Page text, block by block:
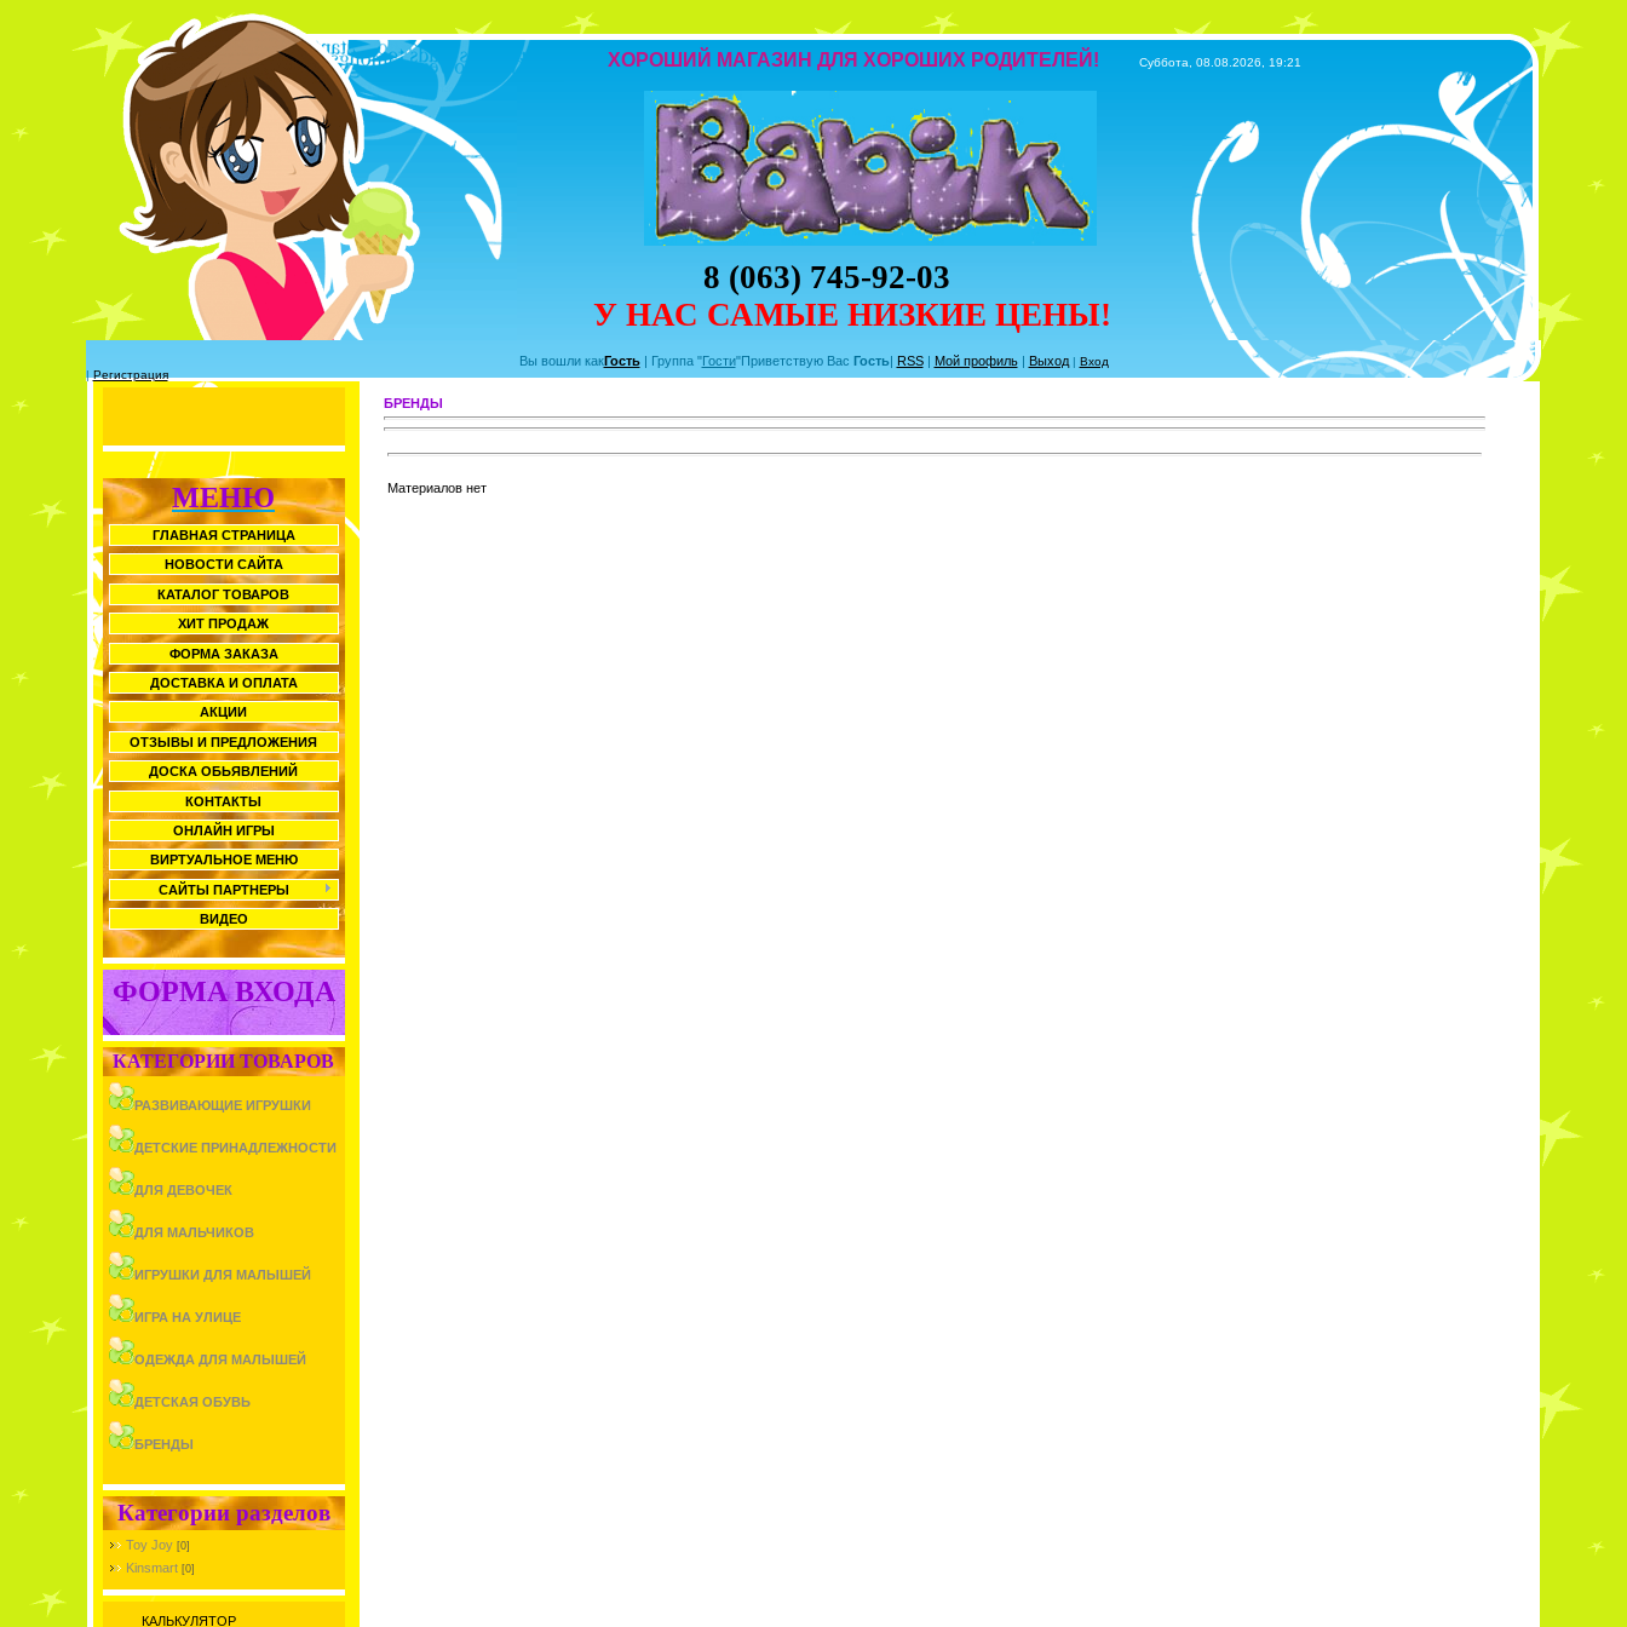
ХОРОШИЙ МАГАЗИН ДЛЯ ХОРОШИХ РОДИТЕЛЕЙ! Суббота, 08.08.2026, 19:21
8 (063) 745-92-03
У НАС САМЫЕ НИЗКИЕ ЦЕНЫ!
Вы вошли какГость| Группа"Гости"Приветствую Вас Гость| RSS| Мой профиль| Выход| Вход
| Регистрация
МЕНЮ
ГЛАВНАЯ СТРАНИЦА
НОВОСТИ САЙТА
КАТАЛОГ ТОВАРОВ
ХИТ ПРОДАЖ
ФОРМА ЗАКАЗА
ДОСТАВКА И ОПЛАТА
АКЦИИ
ОТЗЫВЫ И ПРЕДЛОЖЕНИЯ
ДОСКА ОБЬЯВЛЕНИЙ
КОНТАКТЫ
ОНЛАЙН ИГРЫ
ВИРТУАЛЬНОЕ МЕНЮ
САЙТЫ ПАРТНЕРЫ
ВИДЕО
ФОРМА ВХОДА
КАТЕГОРИИ ТОВАРОВ
РАЗВИВАЮЩИЕ ИГРУШКИ
ДЕТСКИЕ ПРИНАДЛЕЖНОСТИ
ДЛЯ ДЕВОЧЕК
ДЛЯ МАЛЬЧИКОВ
ИГРУШКИ ДЛЯ МАЛЫШЕЙ
ИГРА НА УЛИЦЕ
ОДЕЖДА ДЛЯ МАЛЫШЕЙ
ДЕТСКАЯ ОБУВЬ
БРЕНДЫ
Категории разделов
Toy Joy [0]
Kinsmart [0]
КАЛЬКУЛЯТОР
БРЕНДЫ
Материалов нет